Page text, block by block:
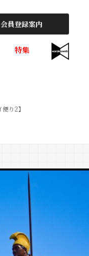
会員登録案内
特集
り2】